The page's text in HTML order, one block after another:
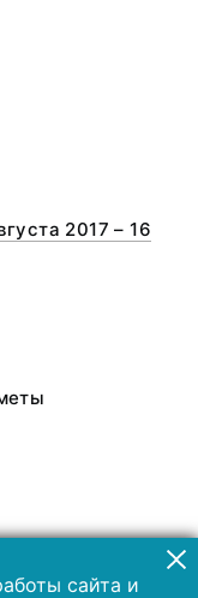
2017 – 16
сайта и